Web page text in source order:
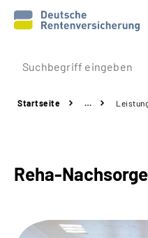
Prävention
Experten
Startseite …
Reha-Nachsorge